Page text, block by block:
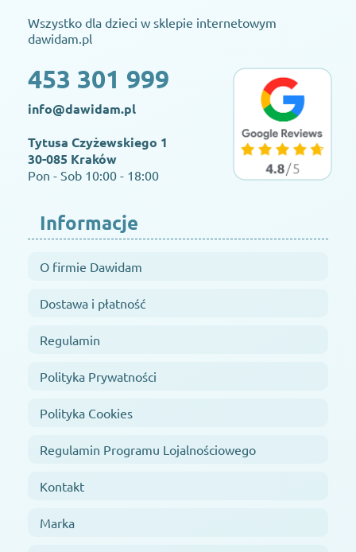
Wszystko dla dzieci w sklepie internetowym
dawidam.pl
453 301 999
info@dawidam.pl
Tytusa Czyżewskiego 1
30-085 Kraków
Pon - Sob 10:00 - 18:00
Informacje
O firmie Dawidam
Dostawa i płatność
Regulamin
Polityka Prywatności
Polityka Cookies
Regulamin Programu Lojalnościowego
Kontakt
Marka